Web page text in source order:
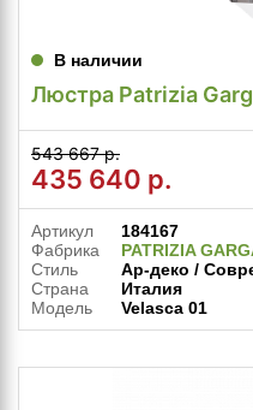
В наличии
Люстра Patrizia
543 667 р.
435 640 р.
Артикул
184167
Фабрика
PATRIZIA
Стиль
Ар-деко /
Страна
Италия
Модель
Velasca 01